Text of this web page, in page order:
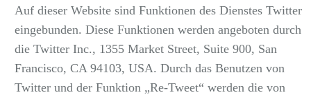
Auf dieser Website sind Funktionen des Dienstes Twitter
eingebunden. Diese Funktionen werden angeboten durch
die Twitter Inc., 1355 Market Street, Suite 900, San
Francisco, CA 94103, USA. Durch das Benutzen von
Twitter und der Funktion „Re-Tweet“ werden die von